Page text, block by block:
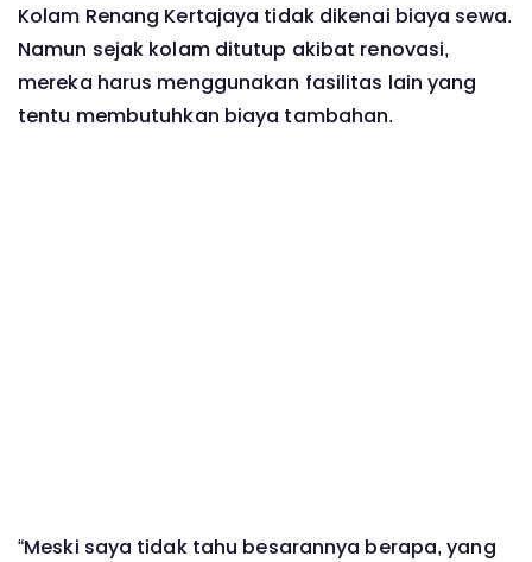
Kolam Renang Kertajaya tidak dikenai biaya sewa.
Namun sejak kolam ditutup akibat renovasi,
mereka harus menggunakan fasilitas lain yang
tentu membutuhkan biaya tambahan.
“Meski saya tidak tahu besarannya berapa, yang